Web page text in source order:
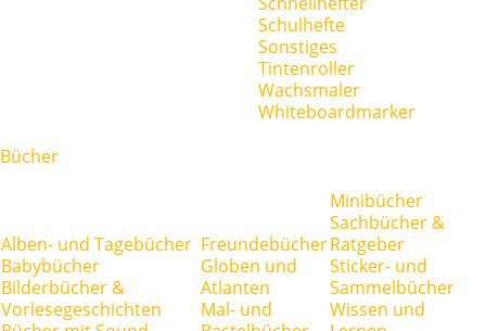
Schulhefte
Sonstiges
Tintenroller
Wachsmaler
Whiteboardmarker
Bücher
Alben- und Tagebücher
Babybücher
Bilderbücher &
Vorlesegeschichten
Freundebücher
Globen und
Atlanten
Mal- und
Minibücher
Sachbücher &
Ratgeber
Sticker- und
Sammelbücher
Wissen und